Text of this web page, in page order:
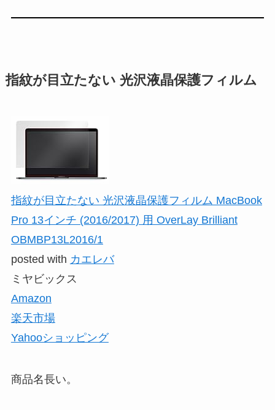
指紋が目立たない 光沢液晶保護フィルム
指紋が目立たない 光沢液晶保護フィルム MacBook
Pro 13インチ (2016/2017) 用 OverLay Brilliant
OBMBP13L2016/1
posted with カエレバ
ミヤビックス
Amazon
楽天市場
Yahooショッピング
商品名長い。